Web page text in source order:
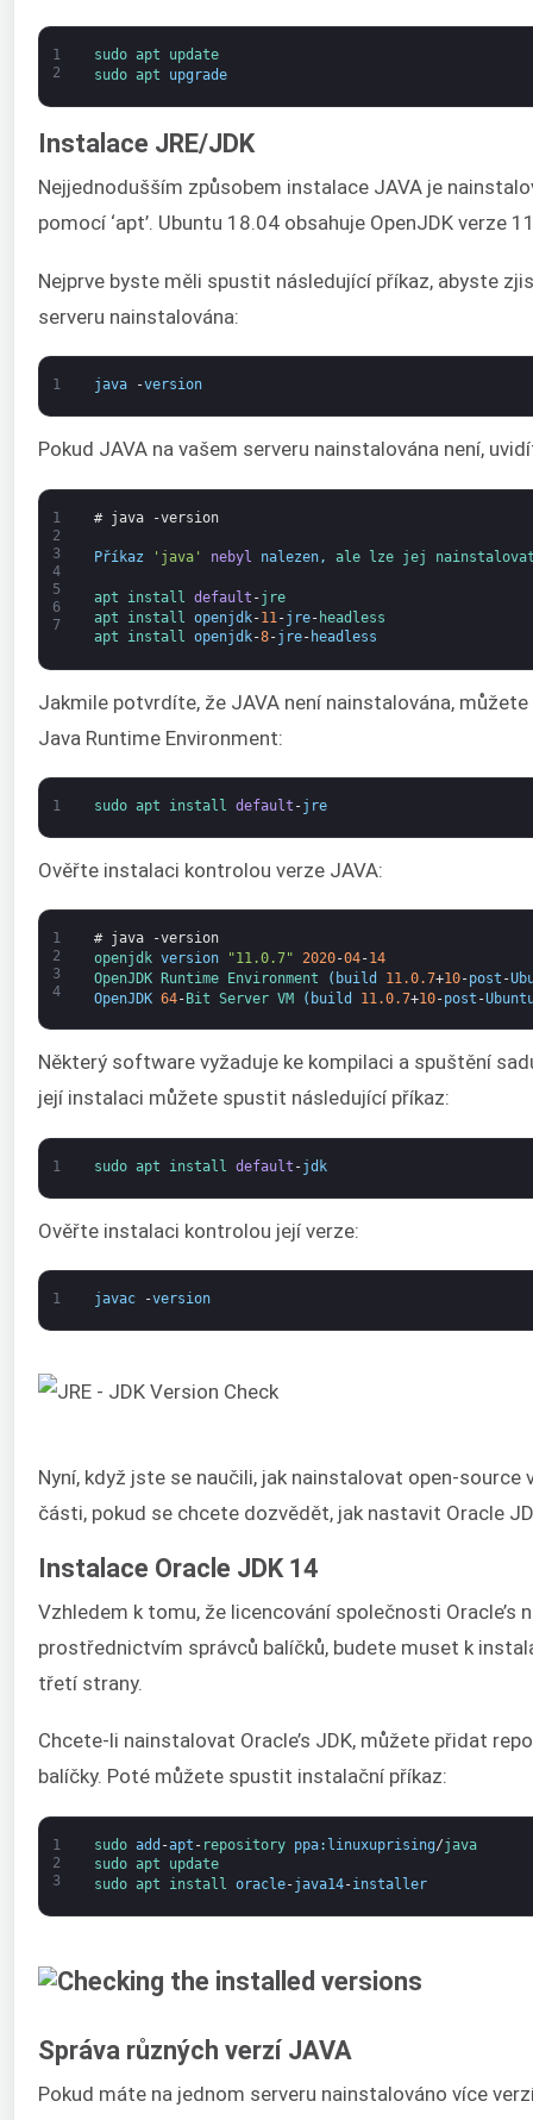
1
2
sudo apt
update
sudo apt upgrade
Instalace JRE/JDK
Nejjednodušším způsobem instalace JAVA je
pomocí ‘apt’. Ubuntu 18.04 obsahuje OpenJDK verze
Nejprve byste měli spustit následující příkaz, abyste
serveru nainstalována:
1 java -version
Pokud JAVA na vašem serveru nainstalována není,
1
2
3
4
5
6
7
# java -version
Příkaz 'java' nebyl nalezen, ale lze jej
apt install default -jre
apt
install openjdk-11 -jre- headless
apt
install openjdk-8-jre- headless
Jakmile potvrdíte, že JAVA není nainstalována,
Java Runtime Environment:
1 sudo apt install default -jre
Ověřte instalaci kontrolou verze JAVA:
1
2
3
4
# java -version
openjdk version "11.0.7" 2020-04-14
OpenJDK
Runtime Environment ( build 11.0.7+10-post -
OpenJDK 64-Bit Server VM ( build 11.0.7+10-post -
Některý software vyžaduje ke kompilaci a spuštění
její instalaci můžete spustit následující příkaz:
1 sudo apt install default -jdk
Ověřte instalaci kontrolou její verze:
1 javac -version
Nyní, když jste se naučili, jak nainstalovat open-source
části, pokud se chcete dozvědět, jak nastavit Oracle
Instalace Oracle JDK 14
Vzhledem k tomu, že licencování společnosti Oracle’s
prostřednictvím správců balíčků, budete muset k
třetí strany.
Chcete-li nainstalovat Oracle’s JDK, můžete přidat
balíčky. Poté můžete spustit instalační příkaz:
1
2
3
sudo add -apt - repository ppa: linuxuprising/java
sudo apt
update
sudo apt install oracle-java14-installer
Správa různých verzí JAVA
Pokud máte na jednom serveru nainstalováno více